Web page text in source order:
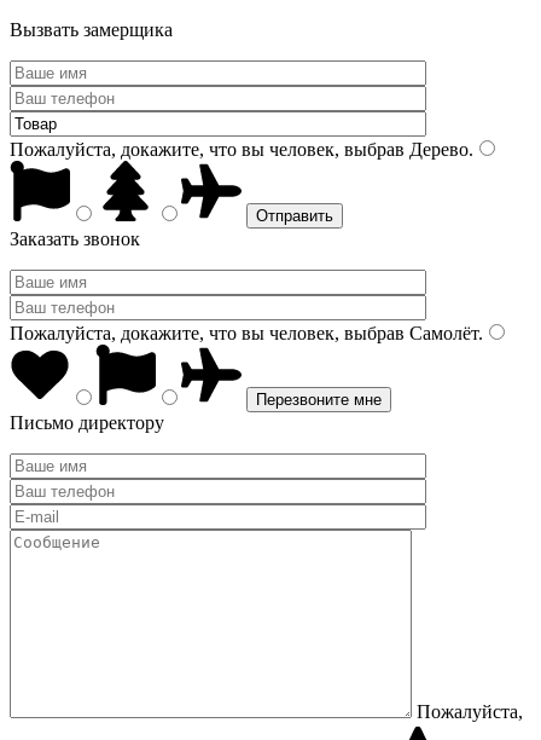
Вызвать замерщика
Пожалуйста, докажите, что вы человек, выбрав Дерево.
Заказать звонок
Пожалуйста, докажите, что вы человек, выбрав Самолёт.
Письмо директору
Пожалуйста,